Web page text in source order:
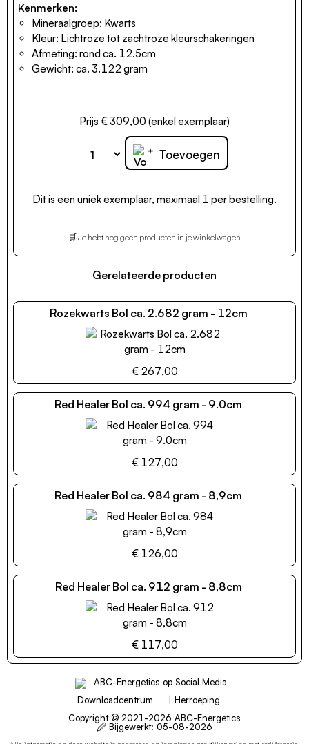
Kenmerken:
Mineraalgroep: Kwarts
Kleur: Lichtroze tot zachtroze kleurschakeringen
Afmeting: rond ca. 12.5cm
Gewicht: ca. 3.122 gram
Prijs € 309,00 (enkel exemplaar)
+ Toevoegen
Dit is een uniek exemplaar, maximaal 1 per bestelling.
🛒 Je hebt nog geen producten in je winkelwagen
Gerelateerde producten
Rozekwarts Bol ca. 2.682 gram - 12cm
€ 267,00
Red Healer Bol ca. 994 gram - 9.0cm
€ 127,00
Red Healer Bol ca. 984 gram - 8,9cm
€ 126,00
Red Healer Bol ca. 912 gram - 8,8cm
€ 117,00
Downloadcentrum
Herroeping
Copyright © 2021-2026 ABC-Energetics
🖉 Bijgewerkt: 05-08-2026